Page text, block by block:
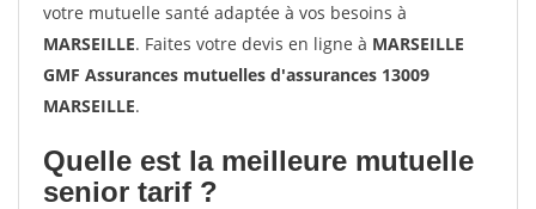
votre mutuelle santé adaptée à vos besoins à
MARSEILLE. Faites votre devis en ligne à MARSEILLE
GMF Assurances mutuelles d'assurances 13009
MARSEILLE.
Quelle est la meilleure mutuelle
senior tarif ?